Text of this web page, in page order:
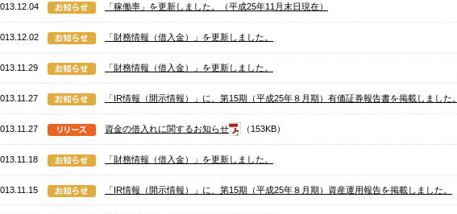
「稼働率」を更新しました。（平成25年11月末日現在）
「財務情報（借入金）」を更新しました。
「財務情報（借入金）」を更新しました。
「IR情報（開示情報）」に、第15期（平成25年８月期）有価証券報告書を掲載しました。
資金の借入れに関するお知らせ （153KB）
「財務情報（借入金）」を更新しました。
「IR情報（開示情報）」に、第15期（平成25年８月期）資産運用報告を掲載しました。